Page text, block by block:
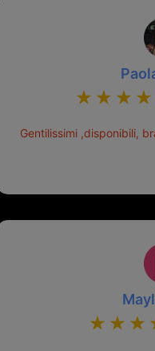
Gentilissimi ,disponibili,